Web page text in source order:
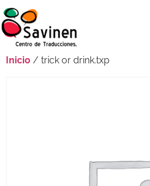
Inicio / trick or drink.txp